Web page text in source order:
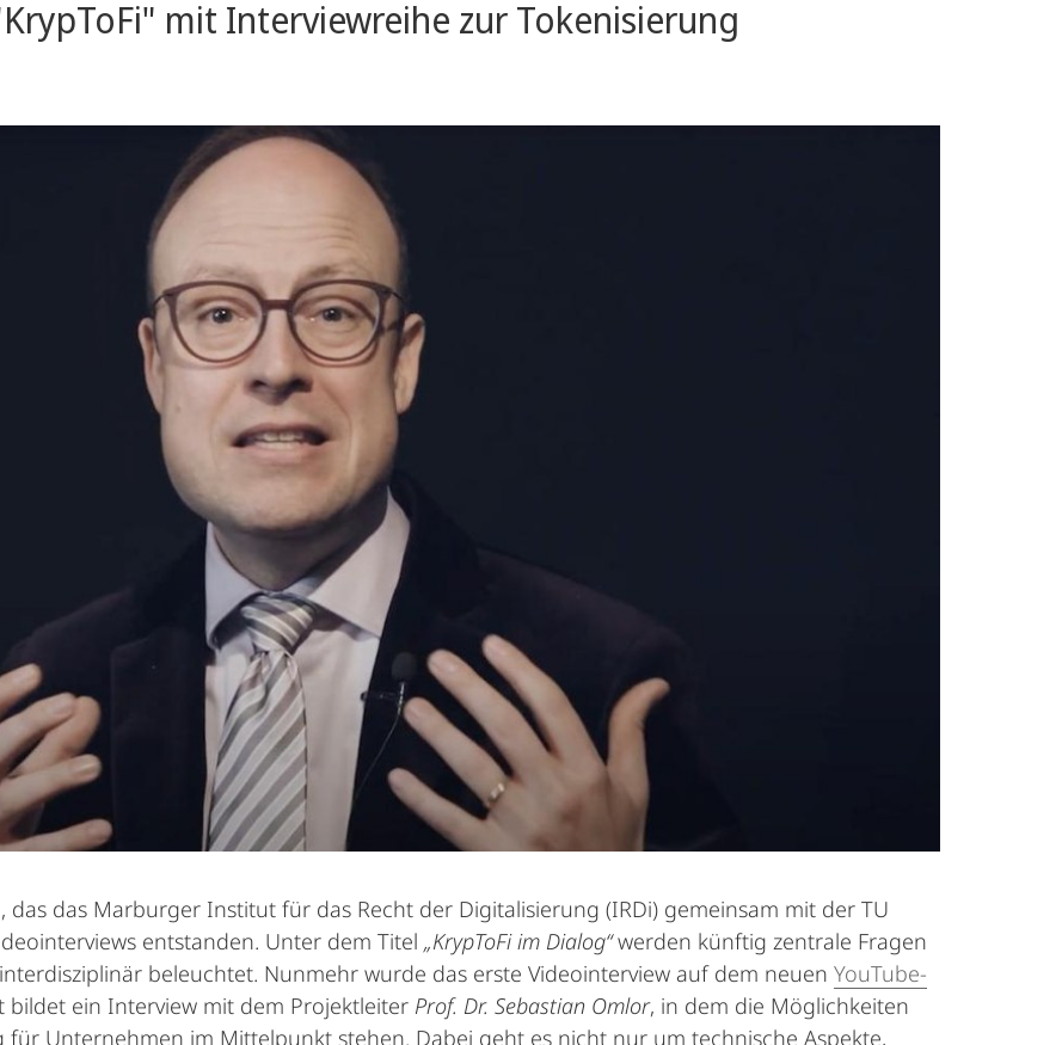
mit Interviewreihe zur Tokenisierung
das das Marburger Institut für das Recht der Digitalisierung (IRDi) gemeinsam mit der TU
entstanden. Unter dem Titel „KrypToFi im Dialog“werden künftig zentrale Fragen
beleuchtet. Nunmehr wurde das erste Videointerview auf dem neuen YouTube-
bildet ein Interview mit dem Projektleiter Prof. Dr. Sebastian Omlor, in dem die Möglichkeiten
Unternehmen im Mittelpunkt stehen. Dabei geht es nicht nur um technische Aspekte,